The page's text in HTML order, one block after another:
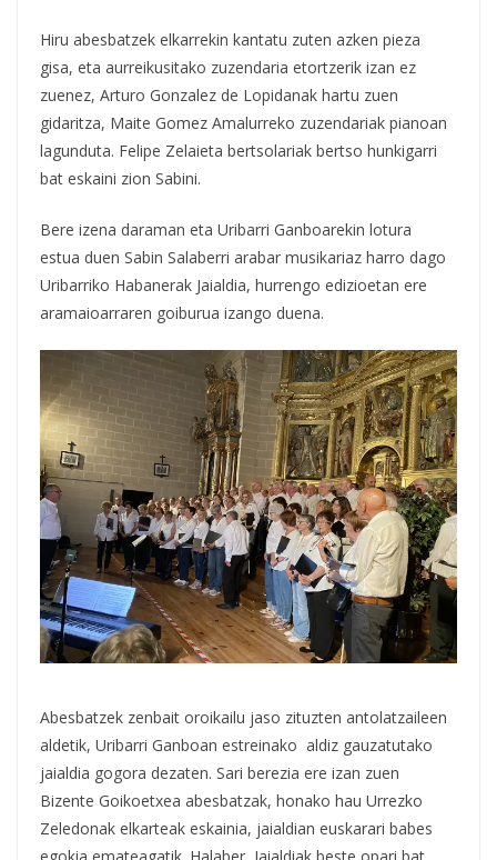
Hiru abesbatzek elkarrekin kantatu zuten azken pieza
gisa, eta aurreikusitako zuzendaria etortzerik izan ez
zuenez, Arturo Gonzalez de Lopidanak hartu zuen
gidaritza, Maite Gomez Amalurreko zuzendariak pianoan
lagunduta. Felipe Zelaieta bertsolariak bertso hunkigarri
bat eskaini zion Sabini.
Bere izena daraman eta Uribarri Ganboarekin lotura
estua duen Sabin Salaberri arabar musikariaz harro dago
Uribarriko Habanerak Jaialdia, hurrengo edizioetan ere
aramaioarraren goiburua izango duena.
Abesbatzek zenbait oroikailu jaso zituzten antolatzaileen
aldetik, Uribarri Ganboan estreinako aldiz gauzatutako
jaialdia gogora dezaten. Sari berezia ere izan zuen
Bizente Goikoetxea abesbatzak, honako hau Urrezko
Zeledonak elkarteak eskainia, jaialdian euskarari babes